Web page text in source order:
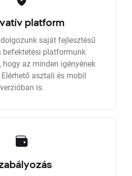
platform
saját fejlesztésű
befektetési platformunk
hogy az minden igényének
asztali és mobil
verzióban is.